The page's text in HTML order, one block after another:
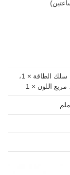
وحدة المضيف × 1، سلك الطاقة × 1،